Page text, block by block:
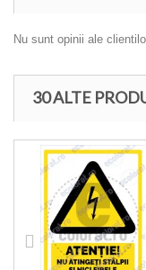
Nu sunt opinii ale
30 ALTE